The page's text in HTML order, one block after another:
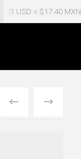
1 USD = $17.40 MXN
ANTERIOR